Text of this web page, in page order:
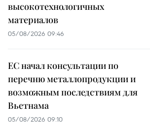
высокотехнологичных
материалов
05/08/2026 09:46
ЕС начал консультации по
перечню металлопродукции и
возможным последствиям для
Вьетнама
05/08/2026 09:10